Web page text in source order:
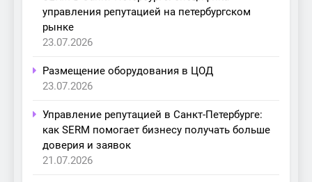
управления репутацией на петербургском
рынке
23.07.2026
Размещение оборудования в ЦОД
23.07.2026
Управление репутацией в Санкт-Петербурге:
как SERM помогает бизнесу получать больше
доверия и заявок
21.07.2026